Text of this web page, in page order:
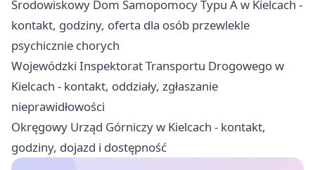
Środowiskowy Dom Samopomocy Typu A w Kielcach -
kontakt, godziny, oferta dla osób przewlekle
psychicznie chorych
Wojewódzki Inspektorat Transportu Drogowego w
Kielcach - kontakt, oddziały, zgłaszanie
nieprawidłowości
Okręgowy Urząd Górniczy w Kielcach - kontakt,
godziny, dojazd i dostępność